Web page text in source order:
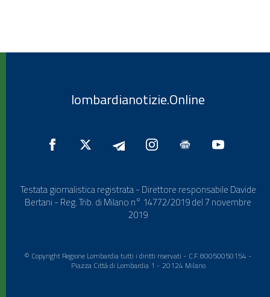
lombardianotizie.Online
Testata giornalistica registrata - Direttore responsabile Davide
Bertani - Reg. Trib. di Milano n° 14772/2019 del 7 novembre
2019
© Copyright Regione Lombardia tutti i diritti riservati - C.F. 80050050154 -
Piazza Città di Lombardia 1 - 20124 Milano